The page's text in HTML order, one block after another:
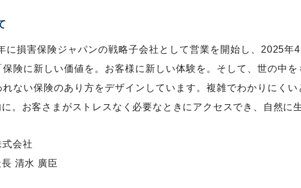
に損害保険ジャパンの戦略子会社として営業を開始し、2025年
険に新しい価値を。お客様に新しい体験を。そして、世の中
ない保険のあり方をデザインしています。複雑でわかりにく
。お客さまがストレスなく必要なときにアクセスでき、自然に
会社
清水 廣臣